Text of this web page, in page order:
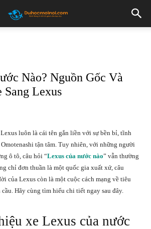
Nào? Nguồn Gốc Và
Sang Lexus
luôn là cái tên gắn liền với sự bền bỉ, tĩnh
tận tâm. Tuy nhiên, với những người
ô tô, câu hỏi “Lexus của nước nào” vẫn thường
chỉ đơn thuần là một quốc gia xuất xứ, câu
của Lexus còn là một cuộc cách mạng về tiêu
cầu. Hãy cùng tìm hiểu chi tiết ngay sau đây.
xe Lexus của nước